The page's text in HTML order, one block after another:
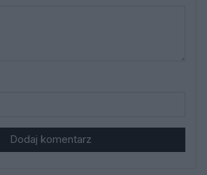
Dodaj komentarz